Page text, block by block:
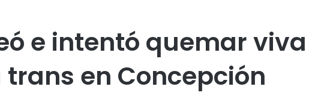
e intentó quemar viva
en Concepción